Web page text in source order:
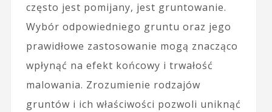
często jest pomijany, jest gruntowanie.
Wybór odpowiedniego gruntu oraz jego
prawidłowe zastosowanie mogą znacząco
wpłynąć na efekt końcowy i trwałość
malowania. Zrozumienie rodzajów
gruntów i ich właściwości pozwoli uniknąć